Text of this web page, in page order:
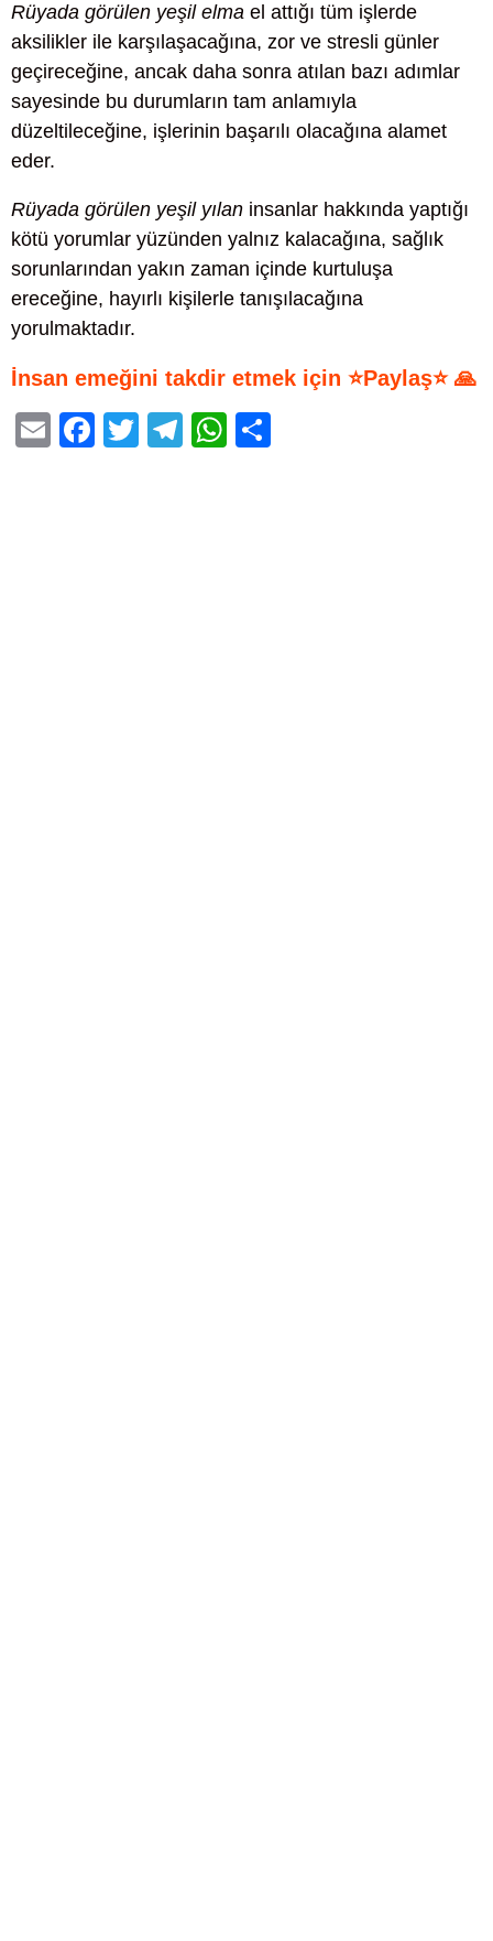
Rüyada görülen yeşil elma el attığı tüm işlerde
aksilikler ile karşılaşacağına, zor ve stresli günler
geçireceğine, ancak daha sonra atılan bazı adımlar
sayesinde bu durumların tam anlamıyla
düzeltileceğine, işlerinin başarılı olacağına alamet
eder.
Rüyada görülen yeşil yılan insanlar hakkında yaptığı
kötü yorumlar yüzünden yalnız kalacağına, sağlık
sorunlarından yakın zaman içinde kurtuluşa
ereceğine, hayırlı kişilerle tanışılacağına
yorulmaktadır.
İnsan emeğini takdir etmek için ⭐Paylaş⭐ 🙏
E
F
T
T
W